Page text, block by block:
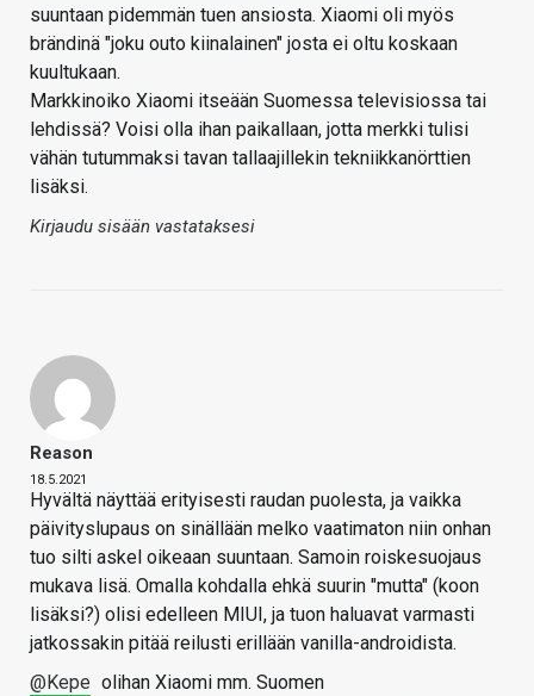
suuntaan pidemmän tuen ansiosta. Xiaomi oli myös
brändinä "joku outo kiinalainen" josta ei oltu koskaan
kuultukaan.
Markkinoiko Xiaomi itseään Suomessa televisiossa tai
lehdissä? Voisi olla ihan paikallaan, jotta merkki tulisi
vähän tutummaksi tavan tallaajillekin tekniikkanörttien
lisäksi.
Kirjaudu sisään vastataksesi
Reason
18.5.2021
Hyvältä näyttää erityisesti raudan puolesta, ja vaikka
päivityslupaus on sinällään melko vaatimaton niin onhan
tuo silti askel oikeaan suuntaan. Samoin roiskesuojaus
mukava lisä. Omalla kohdalla ehkä suurin "mutta" (koon
lisäksi?) olisi edelleen MIUI, ja tuon haluavat varmasti
jatkossakin pitää reilusti erillään vanilla-androidista.
@Kepe olihan Xiaomi mm. Suomen